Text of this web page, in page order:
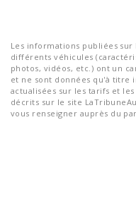
Les informations publiées
différents véhicules
photos, vidéos, etc.) ont un
et ne sont données qu'à titre
actualisées sur les tarifs et
décrits sur le site
vous renseigner auprès du